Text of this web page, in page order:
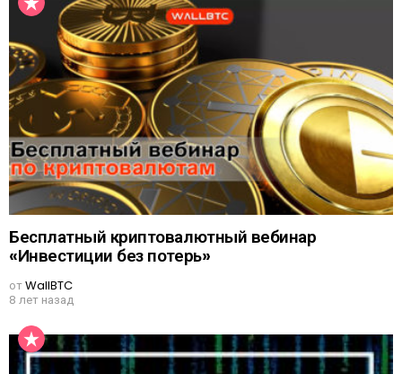
Бесплатный криптовалютный вебинар
«Инвестиции без потерь»
отWallBTC
8 лет назад